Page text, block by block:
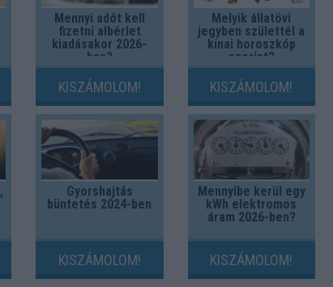
Mennyi adót kell
fizetni albérlet
kiadásakor 2026-
ban?
KISZÁMOLOM!
Melyik állatövi
jegyben születtél a
kínai horoszkóp
szerint?
KISZÁMOLOM!
Gyorshajtás
büntetés 2024-ben
KISZÁMOLOM!
Mennyibe kerül egy
kWh elektromos
áram 2026-ben?
KISZÁMOLOM!